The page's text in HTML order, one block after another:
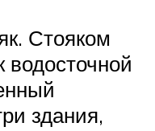
Стояком
водосточной
здания,